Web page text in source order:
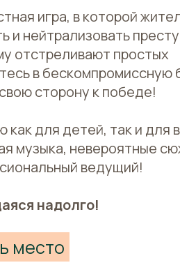
игра, в которой
и нейтрализовать
отстреливают простых
в бескомпромиссную
сторону к победе!
для детей, так и для
музыка, невероятные
ведущий!
надолго!
место